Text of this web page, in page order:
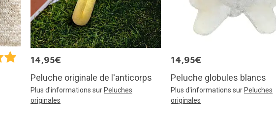
14,95€
Peluche originale de l'anticorps
Plus d'informations sur Peluches
originales
14,95€
Peluche globules blancs
Plus d'informations sur Peluches
originales